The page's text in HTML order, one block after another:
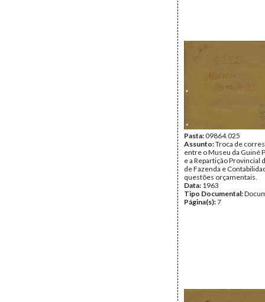
Pasta:09864.025
Assunto:Troca de
entre o Museu da Guiné
e a Repartição Provincial
de Fazenda e
questões orçamentais.
Data: 1963
Tipo Documental:
Página(s):7